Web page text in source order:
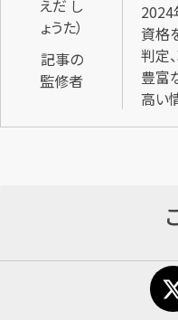
記事の
監修者
2024
資格
判定
豊富
高い